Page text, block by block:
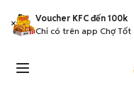
Voucher KFC đến 100k
Chỉ có trên app Chợ Tốt